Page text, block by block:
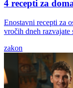
4 recepti za
Enostavni recepti za
vročih dneh razvajate
zakon